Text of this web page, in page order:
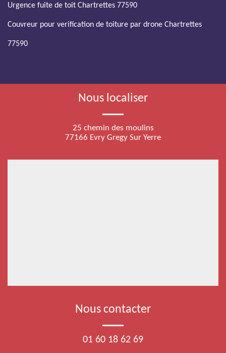
Urgence fuite de toit Chartrettes 77590
Couvreur pour verification de toiture par drone Chartrettes
77590
Nous localiser
25 chemin des moulins
77166 Evry Gregy Sur Yerre
Nous contacter
01 60 18 62 69